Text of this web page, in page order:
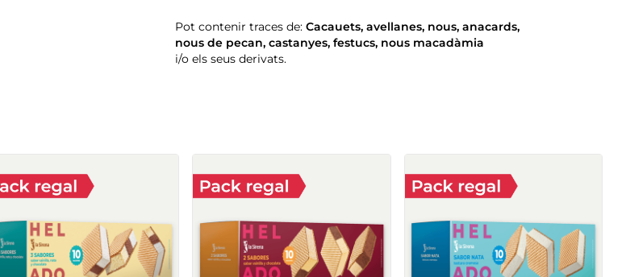
Pot contenir traces de: Cacauets, avellanes, nous, anacards,
nous de pecan, castanyes, festucs, nous macadàmia
i/o els seus derivats.
vainilla